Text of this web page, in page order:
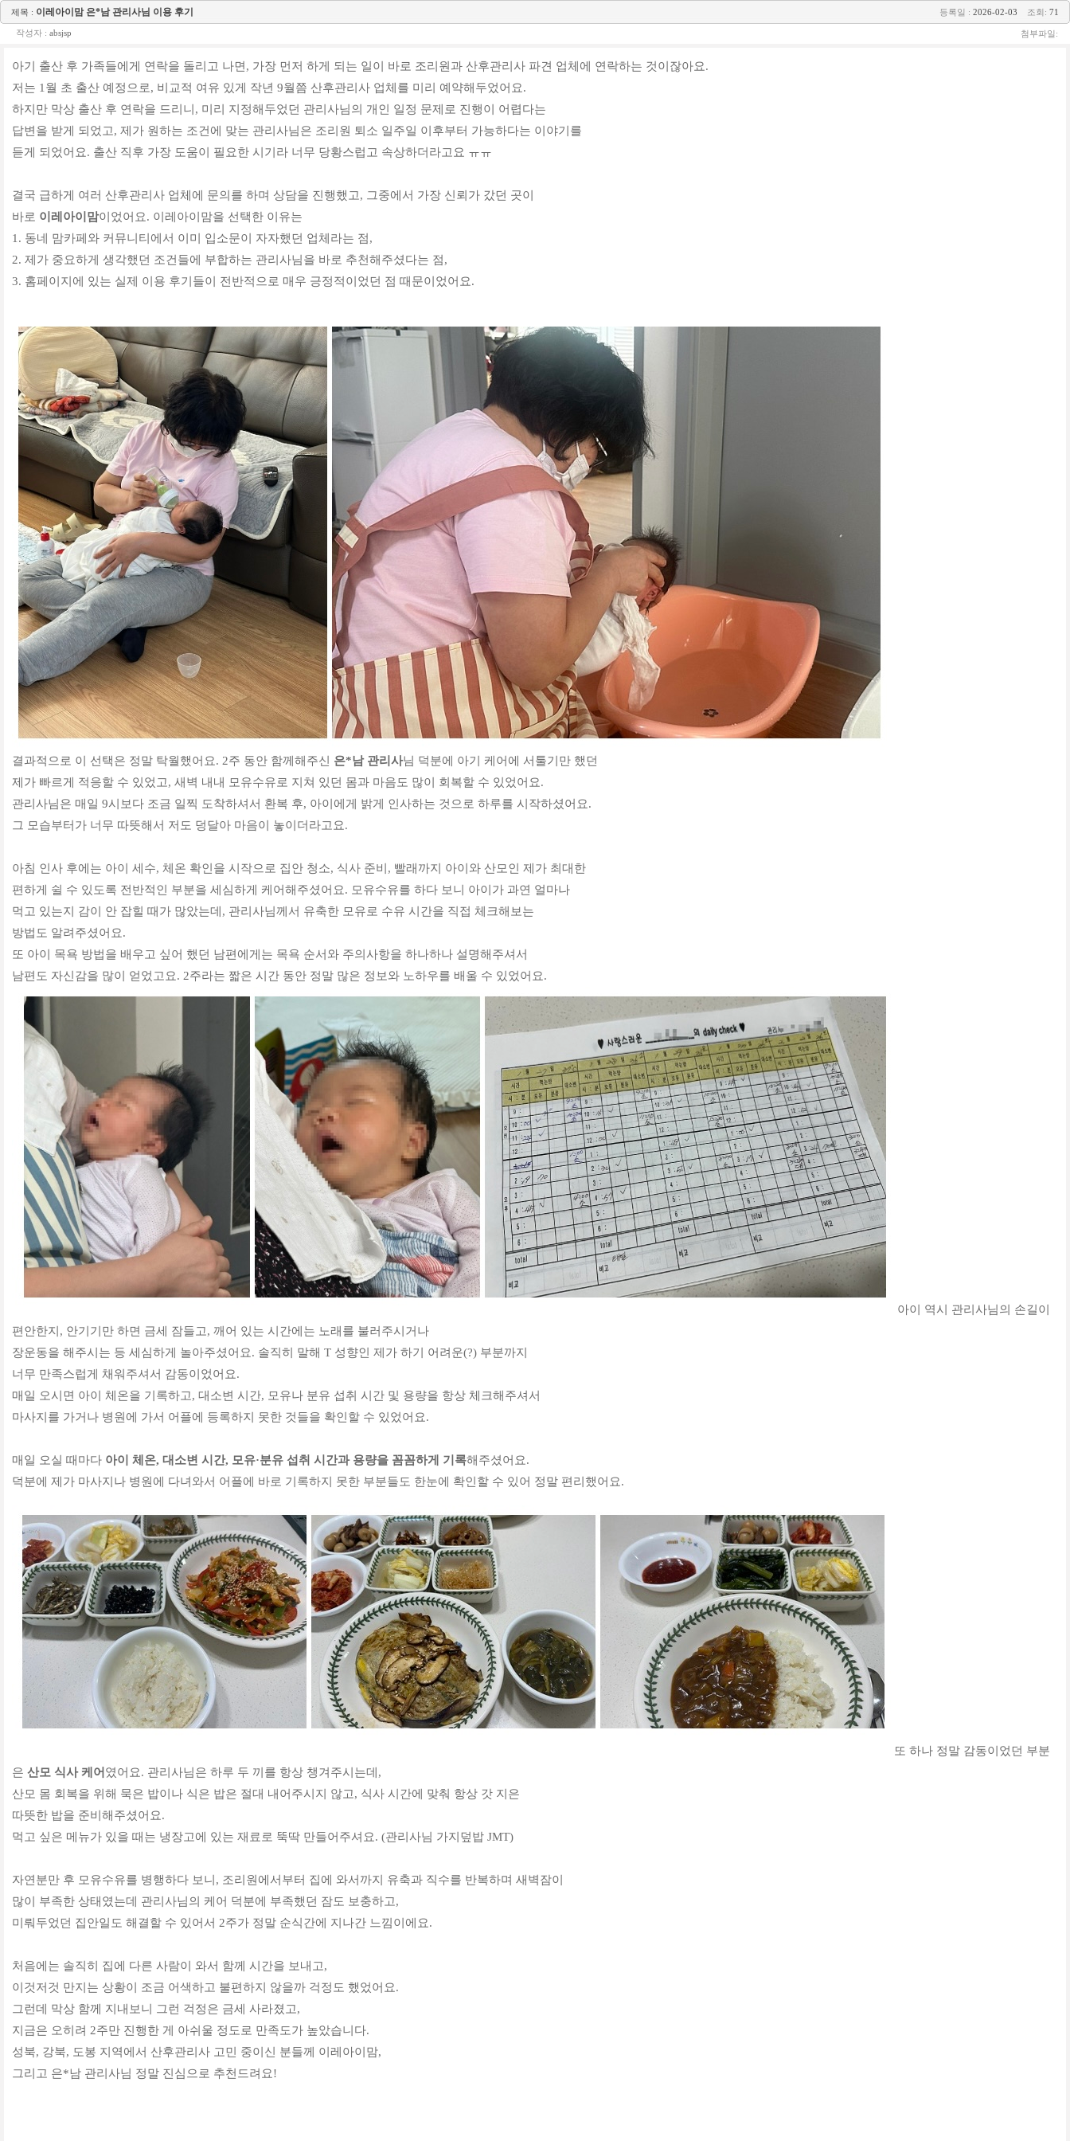
제목 : 이레아이맘 은*남 관리사님 이용 후기 등록일 : 2026-02-03 조회: 71
작성자 : absjsp 첨부파일:
아기 출산 후 가족들에게 연락을 돌리고 나면, 가장 먼저 하게 되는 일이 바로 조리원과 산후관리사 파견 업체에 연락하는 것이잖아요.
저는 1월 초 출산 예정으로, 비교적 여유 있게 작년 9월쯤 산후관리사 업체를 미리 예약해두었어요.
하지만 막상 출산 후 연락을 드리니, 미리 지정해두었던 관리사님의 개인 일정 문제로 진행이 어렵다는
답변을 받게 되었고, 제가 원하는 조건에 맞는 관리사님은 조리원 퇴소 일주일 이후부터 가능하다는 이야기를
듣게 되었어요. 출산 직후 가장 도움이 필요한 시기라 너무 당황스럽고 속상하더라고요 ㅠㅠ
결국 급하게 여러 산후관리사 업체에 문의를 하며 상담을 진행했고, 그중에서 가장 신뢰가 갔던 곳이
바로 이레아이맘이었어요. 이레아이맘을 선택한 이유는
1. 동네 맘카페와 커뮤니티에서 이미 입소문이 자자했던 업체라는 점,
2. 제가 중요하게 생각했던 조건들에 부합하는 관리사님을 바로 추천해주셨다는 점,
3. 홈페이지에 있는 실제 이용 후기들이 전반적으로 매우 긍정적이었던 점 때문이었어요.
결과적으로 이 선택은 정말 탁월했어요. 2주 동안 함께해주신 은*남 관리사님 덕분에 아기 케어에 서툴기만 했던
제가 빠르게 적응할 수 있었고, 새벽 내내 모유수유로 지쳐 있던 몸과 마음도 많이 회복할 수 있었어요.
관리사님은 매일 9시보다 조금 일찍 도착하셔서 환복 후, 아이에게 밝게 인사하는 것으로 하루를 시작하셨어요.
그 모습부터가 너무 따뜻해서 저도 덩달아 마음이 놓이더라고요.
아침 인사 후에는 아이 세수, 체온 확인을 시작으로 집안 청소, 식사 준비, 빨래까지 아이와 산모인 제가 최대한
편하게 쉴 수 있도록 전반적인 부분을 세심하게 케어해주셨어요. 모유수유를 하다 보니 아이가 과연 얼마나
먹고 있는지 감이 안 잡힐 때가 많았는데, 관리사님께서 유축한 모유로 수유 시간을 직접 체크해보는
방법도 알려주셨어요.
또 아이 목욕 방법을 배우고 싶어 했던 남편에게는 목욕 순서와 주의사항을 하나하나 설명해주셔서
남편도 자신감을 많이 얻었고요. 2주라는 짧은 시간 동안 정말 많은 정보와 노하우를 배울 수 있었어요.
아이 역시 관리사님의 손길이
편안한지, 안기기만 하면 금세 잠들고, 깨어 있는 시간에는 노래를 불러주시거나
장운동을 해주시는 등 세심하게 놀아주셨어요. 솔직히 말해 T 성향인 제가 하기 어려운(?) 부분까지
너무 만족스럽게 채워주셔서 감동이었어요.
매일 오시면 아이 체온을 기록하고, 대소변 시간, 모유나 분유 섭취 시간 및 용량을 항상 체크해주셔서
마사지를 가거나 병원에 가서 어플에 등록하지 못한 것들을 확인할 수 있었어요.
매일 오실 때마다 아이 체온, 대소변 시간, 모유·분유 섭취 시간과 용량을 꼼꼼하게 기록해주셨어요.
덕분에 제가 마사지나 병원에 다녀와서 어플에 바로 기록하지 못한 부분들도 한눈에 확인할 수 있어 정말 편리했어요.
또 하나 정말 감동이었던 부분
은 산모 식사 케어 였어요. 관리사님은 하루 두 끼를 항상 챙겨주시는데,
산모 몸 회복을 위해 묵은 밥이나 식은 밥은 절대 내어주시지 않고, 식사 시간에 맞춰 항상 갓 지은
따뜻한 밥을 준비해주셨어요.
먹고 싶은 메뉴가 있을 때는 냉장고에 있는 재료로 뚝딱 만들어주셔요. (관리사님 가지덮밥 JMT)
자연분만 후 모유수유를 병행하다 보니, 조리원에서부터 집에 와서까지 유축과 직수를 반복하며 새벽잠이
많이 부족한 상태였는데 관리사님의 케어 덕분에 부족했던 잠도 보충하고,
미뤄두었던 집안일도 해결할 수 있어서 2주가 정말 순식간에 지나간 느낌이에요.
처음에는 솔직히 집에 다른 사람이 와서 함께 시간을 보내고,
이것저것 만지는 상황이 조금 어색하고 불편하지 않을까 걱정도 했었어요.
그런데 막상 함께 지내보니 그런 걱정은 금세 사라졌고,
지금은 오히려 2주만 진행한 게 아쉬울 정도로 만족도가 높았습니다.
성북, 강북, 도봉 지역에서 산후관리사 고민 중이신 분들께 이레아이맘,
그리고 은*남 관리사님 정말 진심으로 추천드려요!